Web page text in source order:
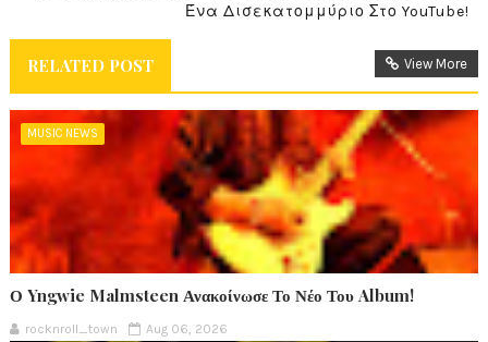
Ένα Δισεκατομμύριο Στο YouTube!
RELATED POST View More
MUSIC NEWS
Ο Yngwie Malmsteen Ανακοίνωσε Το Νέο Του Album!
rocknroll_town Aug 06, 2026